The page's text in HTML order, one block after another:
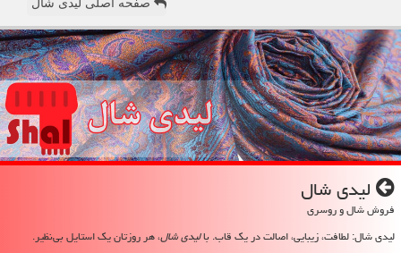
صفحه اصلی لیدی شال
لیدی شال
فروش شال و روسری
لیدی شال: لطافت، زیبایی، اصالت در یک قاب. بالیدی شال، هر روزتان یک استایل بی‌نظیر.